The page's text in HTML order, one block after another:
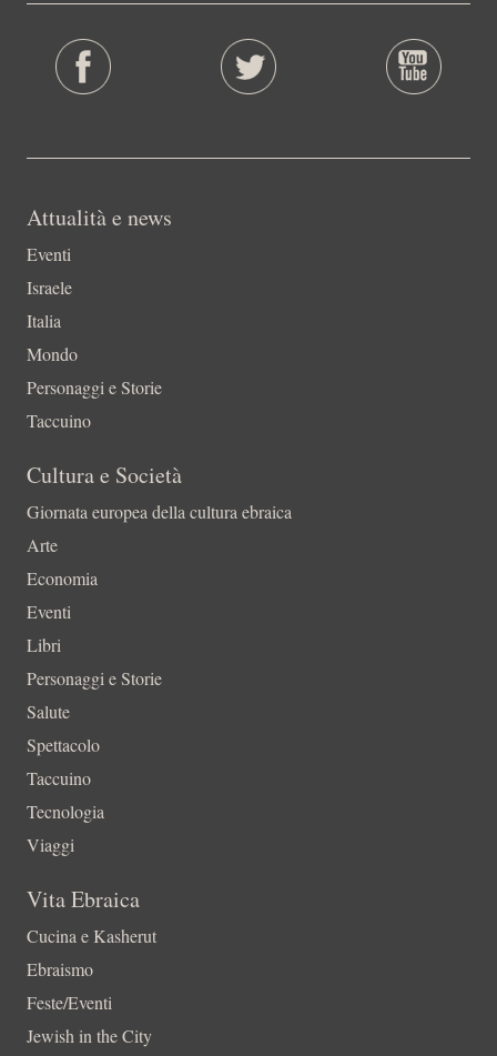
Attualità e news
Eventi
Israele
Italia
Mondo
Personaggi e Storie
Taccuino
Cultura e Società
Giornata europea della cultura ebraica
Arte
Economia
Eventi
Libri
Personaggi e Storie
Salute
Spettacolo
Taccuino
Tecnologia
Viaggi
Vita Ebraica
Cucina e Kasherut
Ebraismo
Feste/Eventi
Jewish in the City